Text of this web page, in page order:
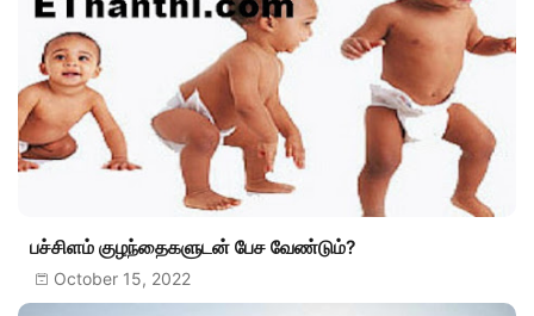
பச்சிளம் குழந்தைகளுடன் பேச வேண்டும்?
October 15, 2022